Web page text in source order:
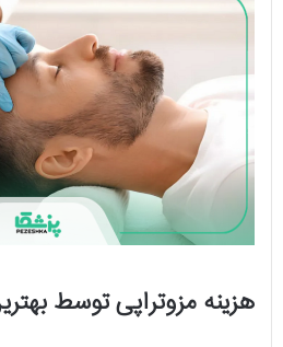
هزینه مزوتراپی توسط